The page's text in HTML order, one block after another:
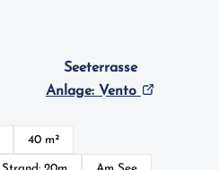
Seeterrasse
Anlage: Vento
40 m²